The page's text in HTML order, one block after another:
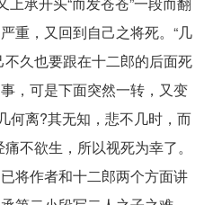
重，又回到自己之将死。“几
久也要跟在十二郎的后面死
，可是下面突然一转，又变
何离?其无知，悲不几时，而
不欲生，所以视死为幸了。
将作者和十二郎两个方面讲